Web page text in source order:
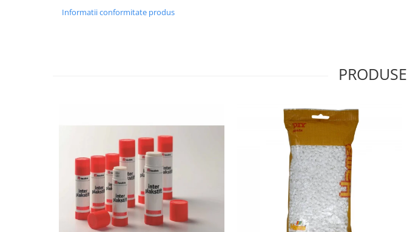
Pregătire pentru școală
Sortare si numarare
Mărgele de călcat HAMA
Informatii conformitate produs